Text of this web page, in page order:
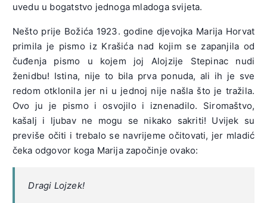
uvedu u bogatstvo jednoga mladoga svijeta.
Nešto prije Božića 1923. godine djevojka Marija Horvat
primila je pismo iz Krašića nad kojim se zapanjila od
čuđenja pismo u kojem joj Alojzije Stepinac nudi
ženidbu! Istina, nije to bila prva ponuda, ali ih je sve
redom otklonila jer ni u jednoj nije našla što je tražila.
Ovo ju je pismo i osvojilo i iznenadilo. Siromaštvo,
kašalj i ljubav ne mogu se nikako sakriti! Uvijek su
previše očiti i trebalo se navrijeme očitovati, jer mladić
čeka odgovor koga Marija započinje ovako:
Dragi Lojzek!